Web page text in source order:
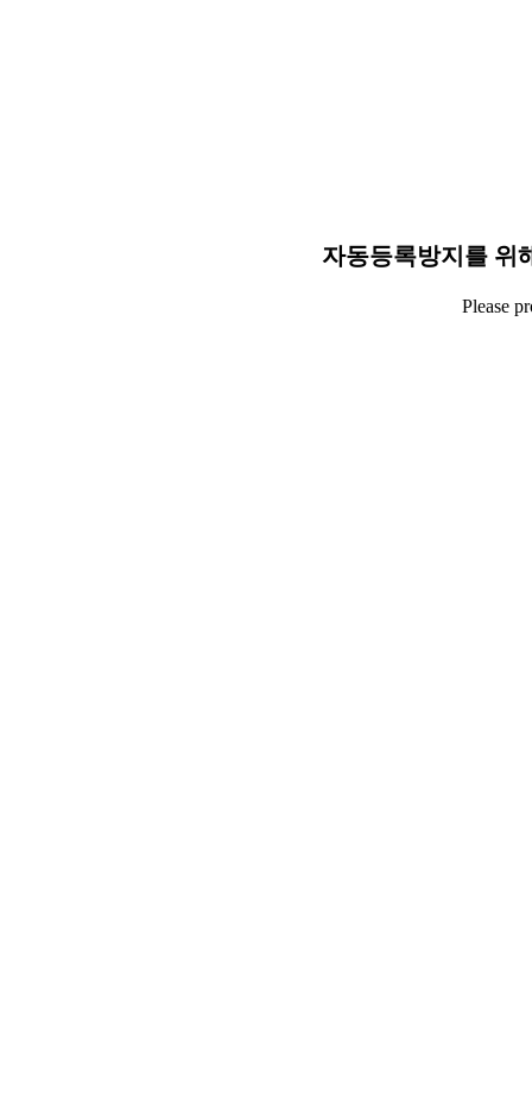
자동등록방지를 위
Please